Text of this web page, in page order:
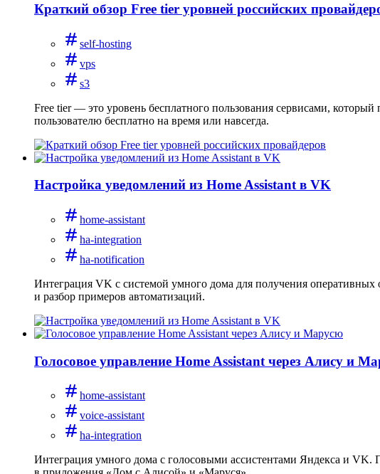
Краткий обзор Free tier уровней российских
self-hosting
vps
s3
Free tier — это уровень бесплатного пользования сервисами,
пользователю бесплатно на время или навсегда.
Настройка уведомлений из Home Assistant в VK
home-assistant
ha-integration
ha-notification
Интеграция VK с системой умного дома для получения
и разбор примеров автоматизаций.
Голосовое управление Home Assistant через Алису и
home-assistant
voice-assistant
ha-integration
Интеграция умного дома с голосовыми ассистентами Яндекса и VK.